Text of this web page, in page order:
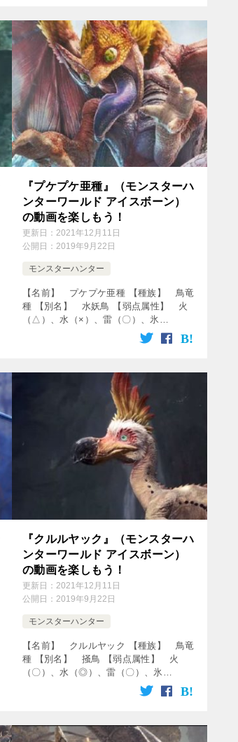
し […]
『プケプケ亜種』（モンスターハ
ンターワールド アイスボーン）
の動画を楽しもう！
更新日： 2021年12月11日
公開日： 2019年9月22日
モンスターハンター
【名前】 プケプケ亜種 【種族】 鳥竜
種 【別名】 水妖鳥 【弱点属性】 火
（△）、水（×）、雷（〇）、氷
（◎）、龍（△） 【破壊できる部位】
頭、翼、尻尾 【出現エリア】 陸珊瑚の
[…]
『クルルヤック』（モンスターハ
ンターワールド アイスボーン）
の動画を楽しもう！
更新日： 2021年12月11日
公開日： 2019年9月22日
モンスターハンター
【名前】 クルルヤック 【種族】 鳥竜
種 【別名】 掻鳥 【弱点属性】 火
（〇）、水（◎）、雷（〇）、氷
（〇）、龍（〇） 【破壊できる部位】
頭、前脚 【出現エリア】 古代樹の森、
を […]